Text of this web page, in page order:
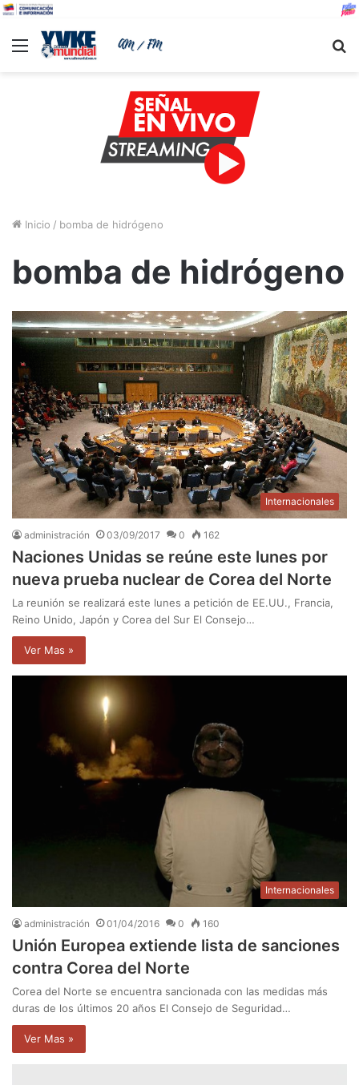
Menu
Inicio / bomba de hidrógeno
bomba de hidrógeno
Internacionales
administración 03/09/2017 0 162
Naciones Unidas se reúne este lunes por
nueva prueba nuclear de Corea del Norte
La reunión se realizará este lunes a petición de EE.UU., Francia,
Reino Unido, Japón y Corea del Sur El Consejo…
Ver Mas »
Internacionales
administración 01/04/2016 0 160
Unión Europea extiende lista de sanciones
contra Corea del Norte
Corea del Norte se encuentra sancionada con las medidas más
duras de los últimos 20 años El Consejo de Seguridad…
Ver Mas »